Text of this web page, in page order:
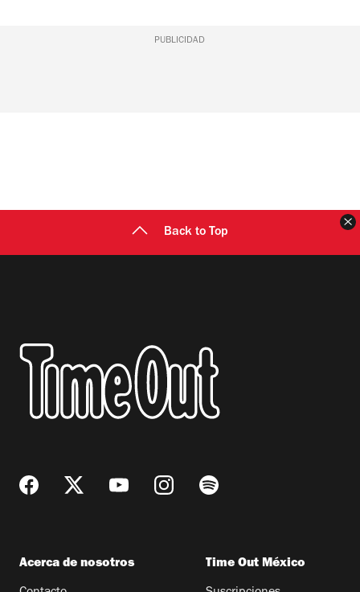
PUBLICIDAD
Back to Top
Acerca de nosotros Time Out México